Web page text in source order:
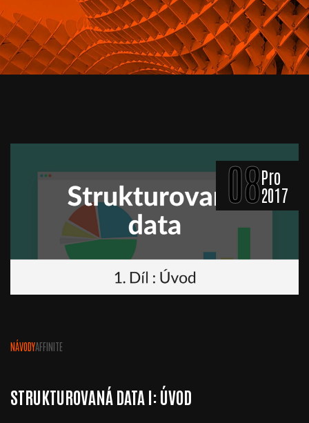
08Pro
2017
NÁVODYAFFINITE
STRUKTUROVANÁ DATA I: ÚVOD